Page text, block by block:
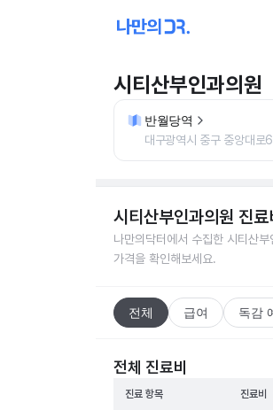
시티산부인과의원
반월당역
대구광역시 중구 중앙대
시티산부인과의원 진료
나만의닥터에서 수집한 시티산부
가격을 확인해보세요.
전체 급여 독감
전체 진료비
진료 항목 진료비